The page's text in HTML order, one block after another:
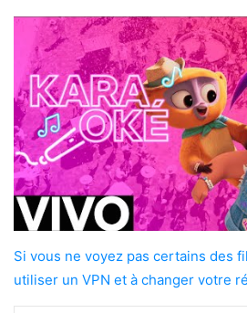
Si vous ne voyez pas certains des
utiliser un VPN et à changer votre